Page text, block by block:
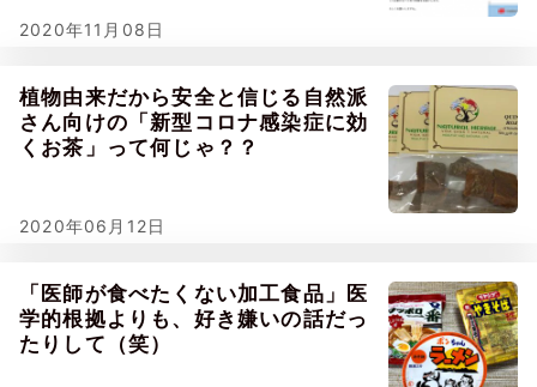
2020年11月08日
植物由来だから安全と信じる自然派
さん向けの「新型コロナ感染症に効
くお茶」って何じゃ？？
2020年06月12日
「医師が食べたくない加工食品」医
学的根拠よりも、好き嫌いの話だっ
たりして（笑）